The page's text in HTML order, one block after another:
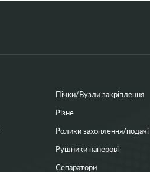
Пічки/Вузли закріплення
Різне
Ролики захоплення/подачі
Рушники паперові
Сепаратори